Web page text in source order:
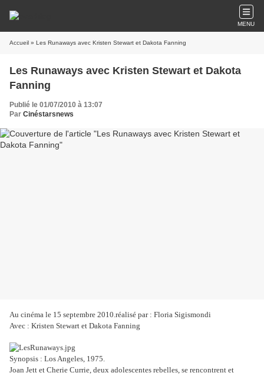
MENU
Accueil » Les Runaways avec Kristen Stewart et Dakota Fanning
Les Runaways avec Kristen Stewart et Dakota
Fanning
Publié le 01/07/2010 à 13:07
Par Cinéstarsnews
Au cinéma le 15 septembre 2010.réalisé par : Floria Sigismondi
Avec : Kristen Stewart et Dakota Fanning
Synopsis : Los Angeles, 1975.
Joan Jett et Cherie Currie, deux adolescentes rebelles, se rencontrent et